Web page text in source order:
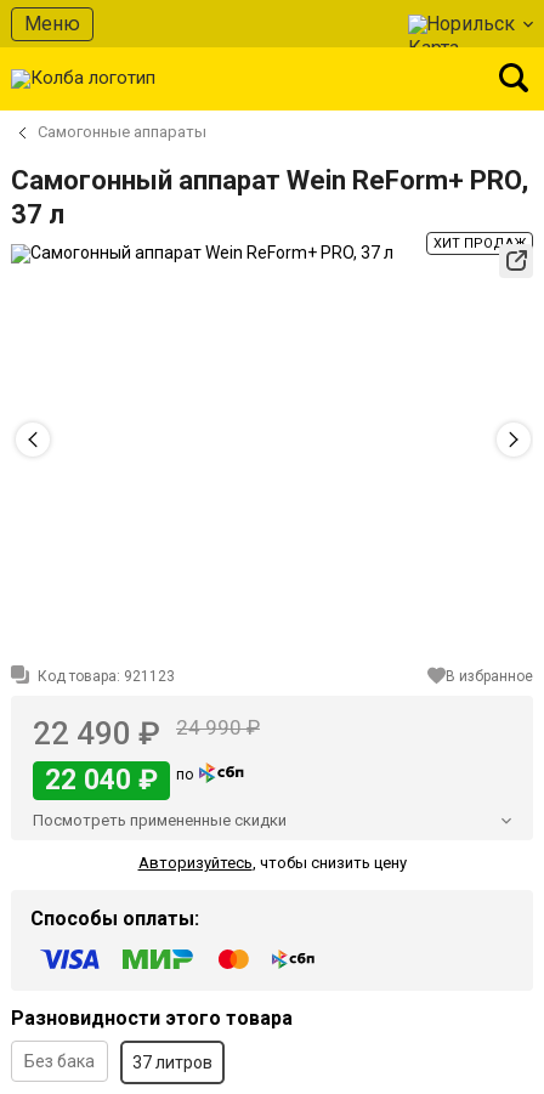
Меню Норильск
Самогонные аппараты
Самогонный аппарат Wein ReForm+ PRO,
37 л
ХИТ ПРОДАЖ
Код товара: 921123 В избранное
22 490 ₽ 24 990 ₽
22 040 ₽ по
Посмотреть примененные скидки
Авторизуйтесь чтобы снизить цену
Способы оплаты:
Разновидности этого товара
Без бака 37 литров